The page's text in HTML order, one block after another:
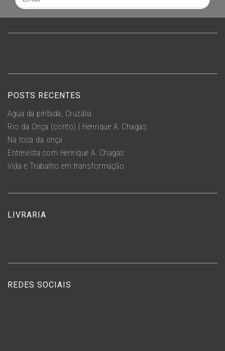
POSTS RECENTES
Água da pintada, Cruzália
Rio da Onça (conto) | Henrique A. Chagas
Na toca da onça
Entrevista com Henrique A. Chagas
Vida e Trabalho em transformação
LIVRARIA
REDES SOCIAIS